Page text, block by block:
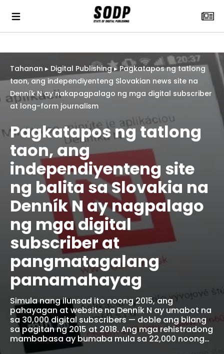
Tahanan ▸ Digital Publishing▸Pagkatapos ng tatlong
taon, ang independiyenteng Slovakian news site na
Denník N ay nakapagpalago ng mga digital subscriber
at long-form journalism
Pagkatapos ng tatlong
taon, ang
independiyenteng site
ng balita sa Slovakia na
Denník N ay nagpalago
ng mga digital
subscriber at
pangmatagalang
pamamahayag
Simula nang ilunsad ito noong 2015, ang
pahayagan at website na Denník N ay umabot na
sa 30,000 digital subscribers — doble ang bilang
sa pagitan ng 2015 at 2018. Ang mga rehistradong
mambabasa ay bumaba mula sa 22,000 noong…